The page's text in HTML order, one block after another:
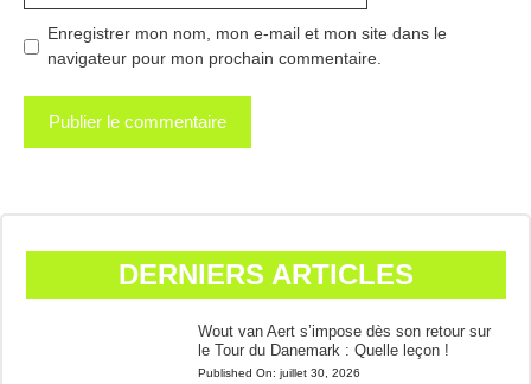
Enregistrer mon nom, mon e-mail et mon site dans le
navigateur pour mon prochain commentaire.
DERNIERS ARTICLES
Wout van Aert s’impose dès son retour sur
le Tour du Danemark : Quelle leçon !
Published On: juillet 30, 2026